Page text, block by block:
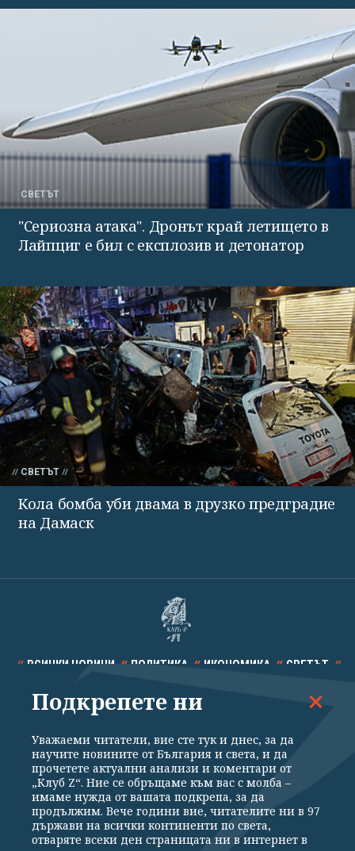
СВЕТЪТ
"Сериозна атака". Дронът край летището в
Лайпциг е бил с експлозив и детонатор
СВЕТЪТ
Кола бомба уби двама в друзко предградие
на Дамаск
ВСИЧКИ НОВИНИ ПОЛИТИКА ИКОНОМИКА СВЕТЪТ
СПОРТ КУЛТУРА ТЕХНОЛОГИИ КАЛЕЙДОСКОП
Общи условия
Политика за поверителност
Реклама
Партньори Контакти За Клуб Z
Подкрепете ни
Уважаеми читатели, вие сте тук и днес, за да
научите новините от България и света, и да
прочетете актуални анализи и коментари от
„Клуб Z“. Ние се обръщаме към вас с молба –
имаме нужда от вашата подкрепа, за да
продължим. Вече години вие, читателите ни в 97
държави на всички континенти по света,
отваряте всеки ден страницата ни в интернет в